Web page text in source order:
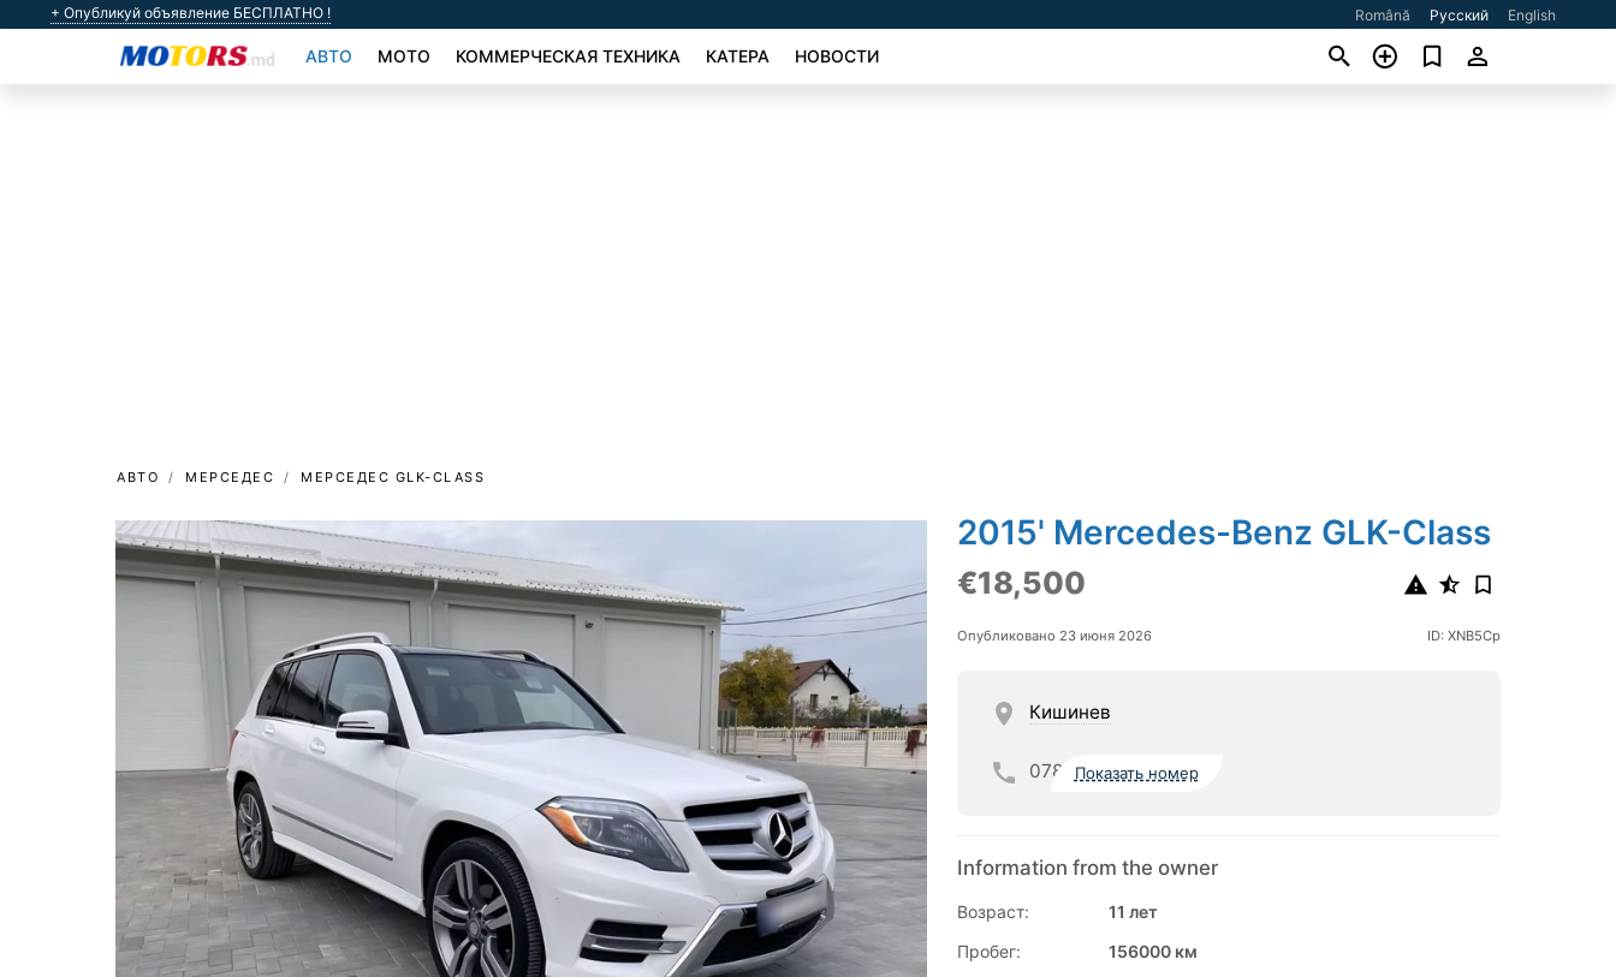
+ Опубликуй объявление БЕСПЛАТНО ! Română Русский English
АВТО МОТО КОММЕРЧЕСКАЯ ТЕХНИКА КАТЕРА НОВОСТИ
АВТО МЕРСЕДЕС МЕРСЕДЕС GLK-CLASS
2015' Mercedes-Benz GLK-Class
€18,500
Опубликовано 23 июня 2026 ID: XNB5Cp
Кишинев
078 Показать номер
Information from the owner
Возраст:
11 лет
Пробег:
156000 км